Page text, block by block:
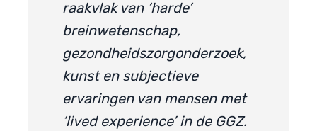
raakvlak van ‘harde’
breinwetenschap,
gezondheidszorgonderzoek,
kunst en subjectieve
ervaringen van mensen met
‘lived experience’ in de GGZ.